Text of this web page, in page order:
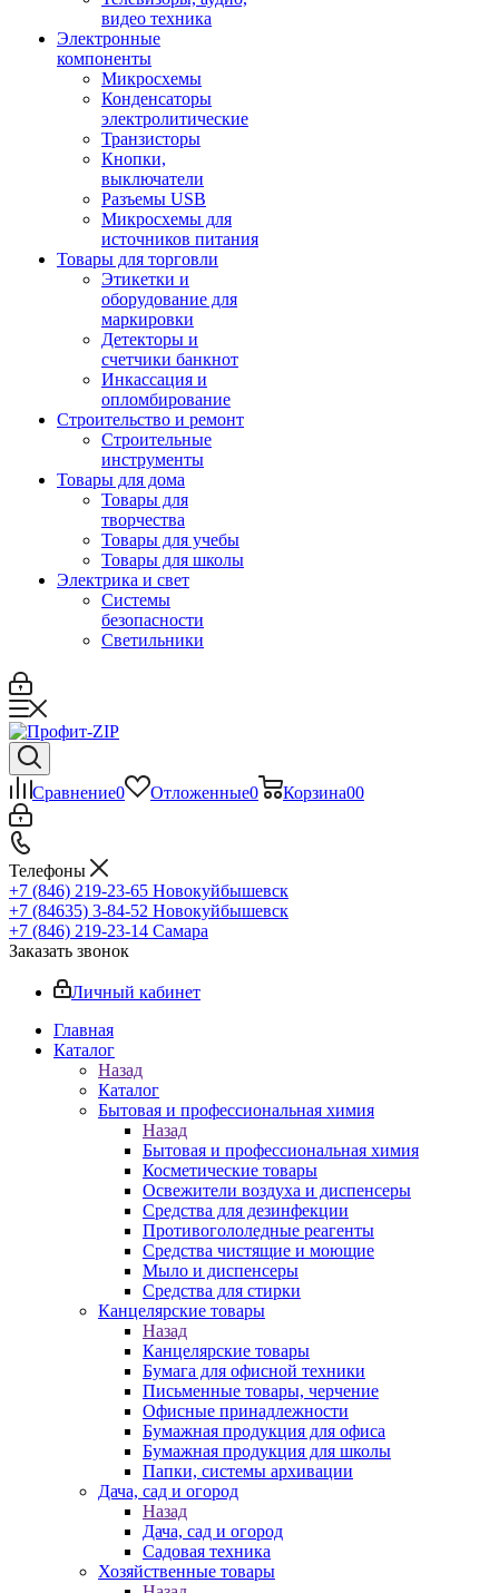
видео техника
Электронные
компоненты
Микросхемы
Конденсаторы
электролитические
Транзисторы
Кнопки,
выключатели
Разъемы USB
Микросхемы для
источников питания
Товары для торговли
Этикетки и
оборудование для
маркировки
Детекторы и
счетчики банкнот
Инкассация и
опломбирование
Строительство и ремонт
Строительные
инструменты
Товары для дома
Товары для
творчества
Товары для учебы
Товары для школы
Электрика и свет
Системы
безопасности
Светильники
Сравнение0 Отложенные0 Корзина00
Телефоны
+7 (846) 219-23-65 Новокуйбышевск
+7 (84635) 3-84-52 Новокуйбышевск
+7 (846) 219-23-14 Самара
Заказать звонок
Личный кабинет
Главная
Каталог
Назад
Каталог
Бытовая и профессиональная химия
Назад
Бытовая и профессиональная химия
Косметические товары
Освежители воздуха и диспенсеры
Средства для дезинфекции
Противогололедные реагенты
Средства чистящие и моющие
Мыло и диспенсеры
Средства для стирки
Канцелярские товары
Назад
Канцелярские товары
Бумага для офисной техники
Письменные товары, черчение
Офисные принадлежности
Бумажная продукция для офиса
Бумажная продукция для школы
Папки, системы архивации
Дача, сад и огород
Назад
Дача, сад и огород
Садовая техника
Хозяйственные товары